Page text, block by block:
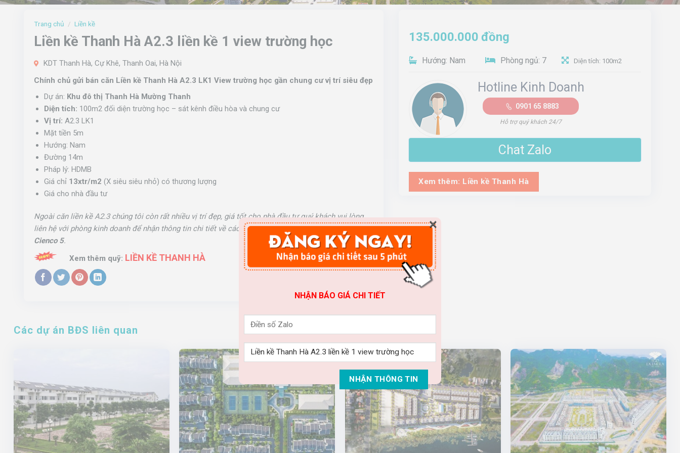
Trang chủ / Liền kề
Liền kề Thanh Hà A2.3 liền kề 1 view trường học
KDT Thanh Hà, Cự Khê, Thanh Oai, Hà Nội
Chính chủ gửi bán căn Liền kề Thanh Hà A2.3 LK1 View trường học gần chung cư vị trí siêu đẹp
Dự án: Khu đô thị Thanh Hà Mường Thanh
Diện tích: 100m2 đối diện trường học – sát kênh điều hòa và chung cư
Vị trí: A2.3 LK1
Mặt tiền 5m
Hướng: Nam
Đường 14m
Pháp lý: HDMB
Giá chỉ 13xtr/m2 (X siêu siêu nhỏ) có thương lượng
Giá cho nhà đầu tư
Ngoài căn liền kề A2.3 chúng tôi còn rất nhiều vị trí đẹp, giá tốt cho nhà đầu tư quý khách vui lòng
liên hệ với phòng kinh doanh để nhận thông tin chi tiết về các căn liền kề vàshophouse Thanh Hà
Cienco 5.
Xem thêm quỹ: LIỀN KỀ THANH HÀ
135.000.000 đồng
Hướng: Nam Phòng ngủ: 7 Diện tích: 100m2
Hotline Kinh Doanh
0901 65 8883
Hỗ trợ quý khách 24/7
Chat Zalo
Xem thêm: Liền kề Thanh Hà
Các dự án BĐS liên quan
NHẬN BÁO GIÁ CHI TIẾT
×